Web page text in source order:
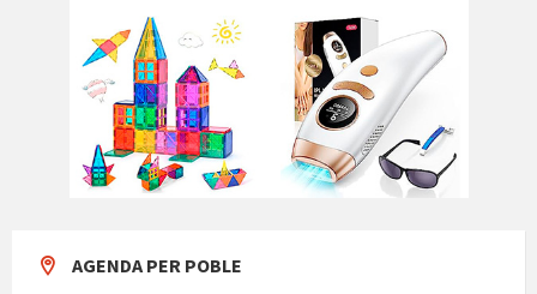
AGENDA PER POBLE